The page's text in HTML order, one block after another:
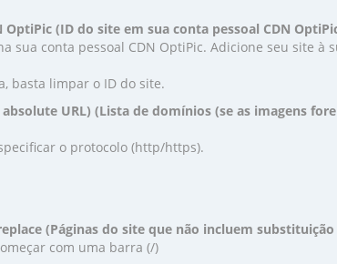
(ID do site em sua conta pessoal CDN
sua conta pessoal CDN OptiPic. Adicione seu site à
basta limpar o ID do site.
URL) (Lista de domínios (se as imagens
o protocolo (http/https).
(Páginas do site que não incluem
com uma barra (/)